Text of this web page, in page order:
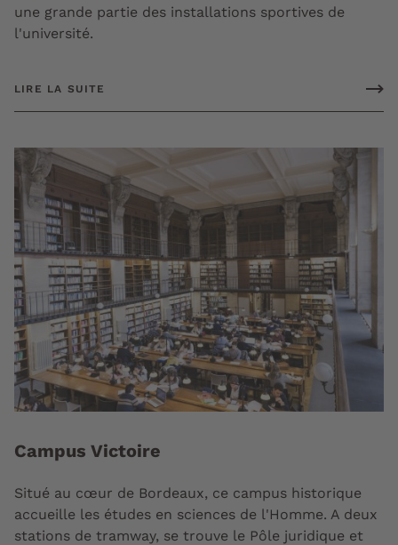
une grande partie des installations sportives de
l'université.
LIRE LA SUITE
Campus Victoire
Situé au cœur de Bordeaux, ce campus historique
accueille les études en sciences de l'Homme. A deux
stations de tramway, se trouve le Pôle juridique et